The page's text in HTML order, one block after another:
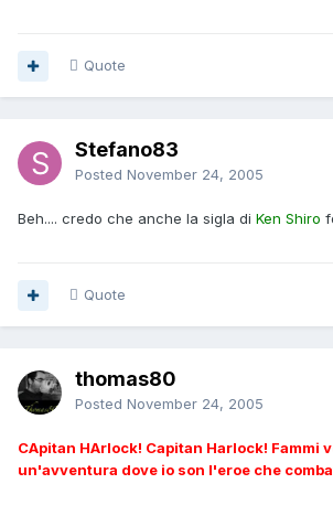
Quote
Stefano83
Posted November 24, 2005
Beh.... credo che anche la sigla di Ken Shiro
Quote
thomas80
Posted November 24, 2005
CApitan HArlock! Capitan Harlock! Fammi
un'avventura dove io son l'eroe che